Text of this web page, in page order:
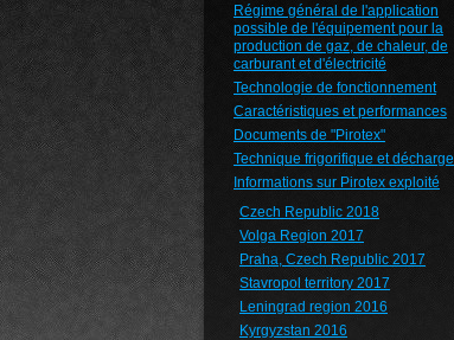
Régime général de l'application
possible de l'équipement pour la
production de gaz, de chaleur, de
carburant et d'électricité
Technologie de fonctionnement
Caractéristiques et performances
Documents de "Pirotex"
Technique frigorifique et décharge
Informations sur Pirotex exploité
Czech Republic 2018
Volga Region 2017
Praha, Czech Republic 2017
Stavropol territory 2017
Leningrad region 2016
Kyrgyzstan 2016